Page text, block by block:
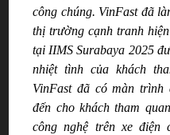
công chúng. VinFast đã
thị trường cạnh tranh
tại IIMS Surabaya 2025
nhiệt tình của khách
VinFast đã có màn trình
đến cho khách tham
công nghệ trên xe điện